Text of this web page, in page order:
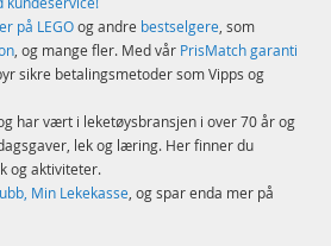
på LEGOog andre bestselgere, som
, og mange fler. Med vår PrisMatch garanti
sikre betalingsmetoder som Vipps og
har vært i leketøysbransjen i over 70 år og
lek og læring. Her finner du
og aktiviteter.
Min Lekekasse, og spar enda mer på